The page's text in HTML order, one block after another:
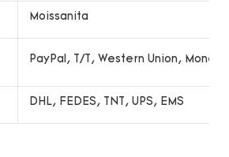
Moissanita
PayPal, T/T, Western Union,
DHL, FEDES, TNT, UPS, EMS